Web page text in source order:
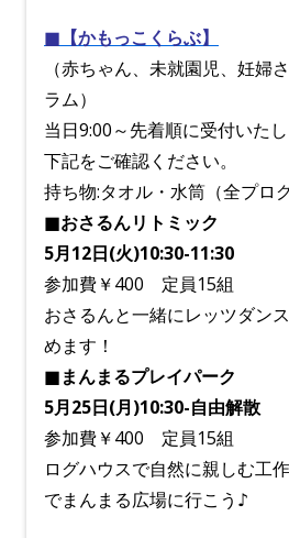
■【かもっこくらぶ】
（赤ちゃん、未就園児、妊婦
ラム）
当日9:00～先着順に受付いたし
下記をご確認ください。
持ち物:タオル・水筒（全プロ
■おさるんリトミック
5月12日(火)10:30-11:30
参加費￥400 定員15組
おさるんと一緒にレッツダン
めます！
■まんまるプレイパーク
5月25日(月)10:30-自由解散
参加費￥400 定員15組
ログハウスで自然に親しむ工
でまんまる広場に行こう♪